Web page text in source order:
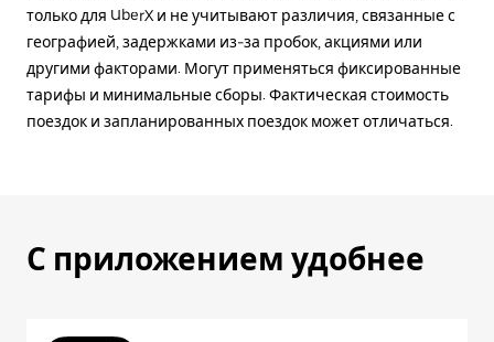
только для UberX и не учитывают различия, связанные с
географией, задержками из-за пробок, акциями или
другими факторами. Могут применяться фиксированные
тарифы и минимальные сборы. Фактическая стоимость
поездок и запланированных поездок может отличаться.
С приложением удобнее